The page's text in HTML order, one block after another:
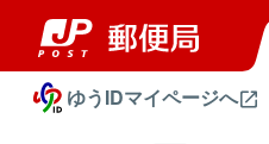
ゆうIDマイページへ